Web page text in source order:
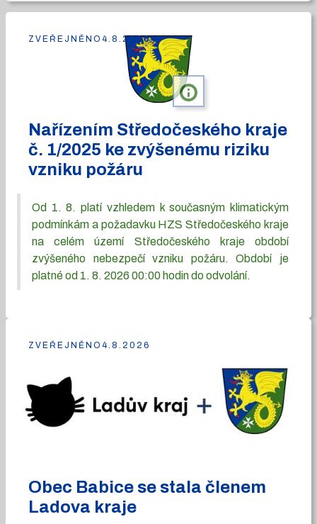
info
Nařízením Středočeského kraje
č. 1/2025 ke zvýšenému riziku
vzniku požáru
Od 1. 8. platí vzhledem k současným klimatickým
podmínkám a požadavku HZS Středočeského kraje
na celém území Středočeského kraje období
zvýšeného nebezpečí vzniku požáru. Období je
platné od 1. 8. 2026 00:00 hodin do odvolání.
ZVEŘEJNĚNO 4.8.2026
Obec Babice se stala členem
Ladova kraje
ZVEŘEJNĚNO 4.8.2026